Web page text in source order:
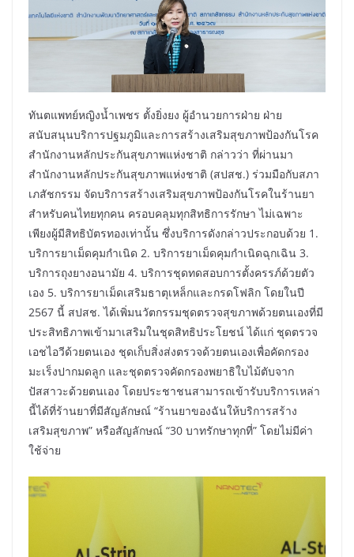
ทันตแพทย์หญิงน้ำเพชร ตั้งยิ่งยง ผู้อำนวยการฝ่าย ฝ่าย
สนับสนุนบริการปฐมภูมิและการสร้างเสริมสุขภาพป้องกันโรค
สำนักงานหลักประกันสุขภาพแห่งชาติ กล่าวว่า ที่ผ่านมา
สำนักงานหลักประกันสุขภาพแห่งชาติ (สปสช.) ร่วมมือกับสภา
เภสัชกรรม จัดบริการสร้างเสริมสุขภาพป้องกันโรคในร้านยา
สำหรับคนไทยทุกคน ครอบคลุมทุกสิทธิการรักษา ไม่เฉพาะ
เพียงผู้มีสิทธิบัตรทองเท่านั้น ซึ่งบริการดังกล่าวประกอบด้วย 1.
บริการยาเม็ดคุมกำเนิด 2. บริการยาเม็ดคุมกำเนิดฉุกเฉิน 3.
บริการถุงยางอนามัย 4. บริการชุดทดสอบการตั้งครรภ์ด้วยตัว
เอง 5. บริการยาเม็ดเสริมธาตุเหล็กและกรดโฟลิก โดยในปี
2567 นี้ สปสช. ได้เพิ่มนวัตกรรมชุดตรวจสุขภาพด้วยตนเองที่มี
ประสิทธิภาพเข้ามาเสริมในชุดสิทธิประโยชน์ ได้แก่ ชุดตรวจ
เอชไอวีด้วยตนเอง ชุดเก็บสิ่งส่งตรวจด้วยตนเองเพื่อคัดกรอง
มะเร็งปากมดลูก และชุดตรวจคัดกรองพยาธิใบไม้ตับจาก
ปัสสาวะด้วยตนเอง โดยประชาชนสามารถเข้ารับบริการเหล่า
นี้ได้ที่ร้านยาที่มีสัญลักษณ์ “ร้านยาของฉันให้บริการสร้าง
เสริมสุขภาพ” หรือสัญลักษณ์ “30 บาทรักษาทุกที่” โดยไม่มีค่า
ใช้จ่าย